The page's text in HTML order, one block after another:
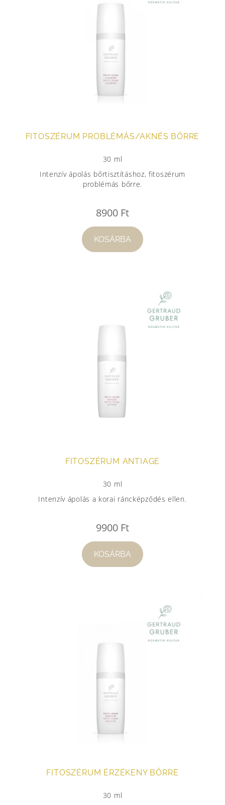
FITOSZÉRUM PROBLÉMÁS/AKNÉS BŐRRE
30 ml
Intenzív ápolás bőrtisztításhoz, fitoszérum
problémás bőrre.
8900 Ft
KOSÁRBA
FITOSZÉRUM ANTIAGE
30 ml
Intenzív ápolás a korai ráncképződés ellen.
9900 Ft
KOSÁRBA
FITOSZÉRUM ÉRZÉKENY BŐRRE
30 ml